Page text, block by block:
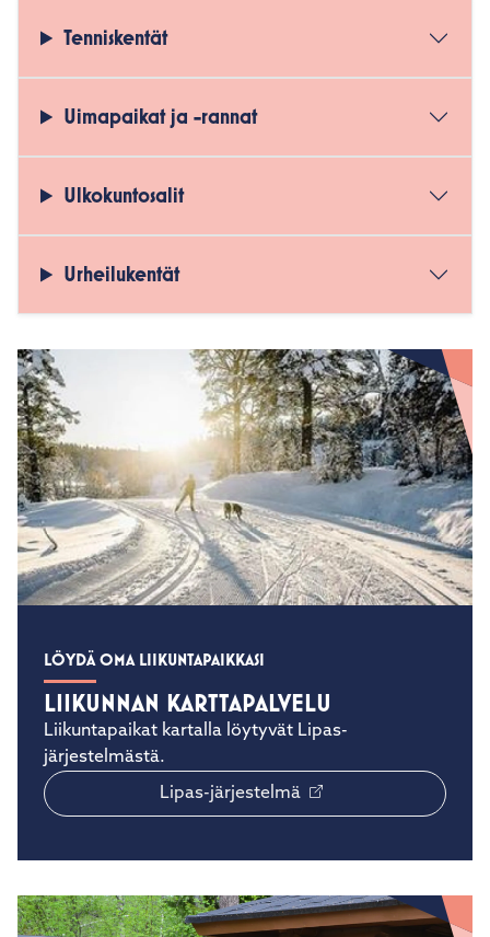
Tenniskentät
Uimapaikat ja -rannat
Ulkokuntosalit
Urheilukentät
LÖYDÄ OMA LIIKUNTAPAIKKASI
LIIKUNNAN KARTTAPALVELU
Liikuntapaikat kartalla löytyvät Lipas-
järjestelmästä.
Lipas-järjestelmä